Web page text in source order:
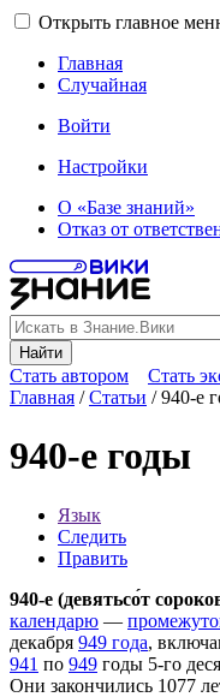
Открыть главное
Главная
Случайная
Войти
Настройки
О «Базе знаний»
Отказ от
Найти
Стать автором
Стать
Главная /Статьи /940-е
940-е годы
Язык
Следить
Править
940-е (девятьсо́т
календарю —
декабря 949 года,
941 по 949 годы 5-го
Они закончились 1077